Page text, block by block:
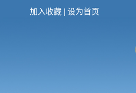
加入收藏 设为首页